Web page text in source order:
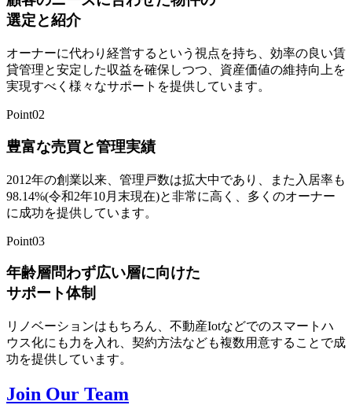
選定と紹介
オーナーに代わり経営するという視点を持ち、効率の良い賃
貸管理と安定した収益を確保しつつ、資産価値の維持向上を
実現すべく様々なサポートを提供しています。
Point02
豊富な売買と管理実績
2012年の創業以来、管理戸数は拡大中であり、また入居率も
98.14%(令和2年10月末現在)と非常に高く、多くのオーナー
に成功を提供しています。
Point03
年齢層問わず広い層に向けた
サポート体制
リノベーションはもちろん、不動産Iotなどでのスマートハ
ウス化にも力を入れ、契約方法なども複数用意することで成
功を提供しています。
Join Our Team